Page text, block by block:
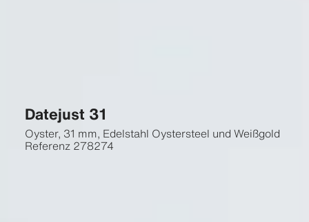
Datejust 31
Oyster, 31 mm, Edelstahl Oystersteel und Weißgold
Referenz 278274